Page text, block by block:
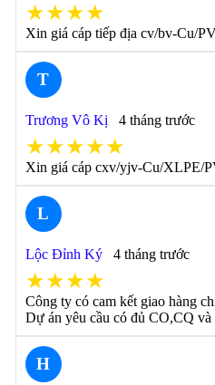
★★★★
Xin giá cáp tiếp địa cv/bv-Cu/
T
Trương Vô Kị 4 tháng trước
★★★★★
Xin giá cáp cxv/yjv-Cu/XLPE/
L
Lộc Đỉnh Ký 4 tháng trước
★★★★
Công ty có cam kết giao hàng
Dự án yêu cầu có đủ CO,CQ và
H